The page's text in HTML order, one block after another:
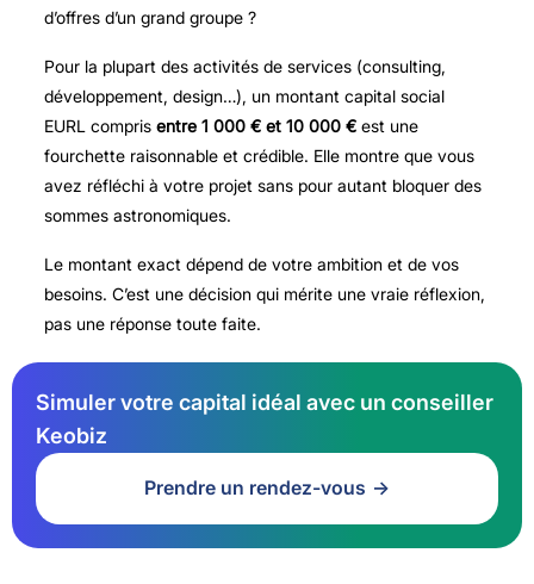
d’offres d’un grand groupe ?
Pour la plupart des activités de services (consulting,
développement, design…), un montant capital social
EURL compris entre 1 000 € et 10 000 €est une
fourchette raisonnable et crédible. Elle montre que vous
avez réfléchi à votre projet sans pour autant bloquer des
sommes astronomiques.
Le montant exact dépend de votre ambition et de vos
besoins. C’est une décision qui mérite une vraie réflexion,
pas une réponse toute faite.
Simuler votre capital idéal avec un conseiller
Keobiz
Prendre un rendez-vous